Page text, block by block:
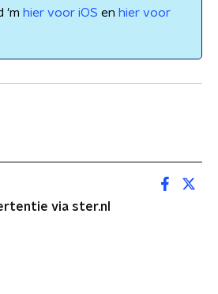
'm hier voor iOS en hier voor
via ster.nl